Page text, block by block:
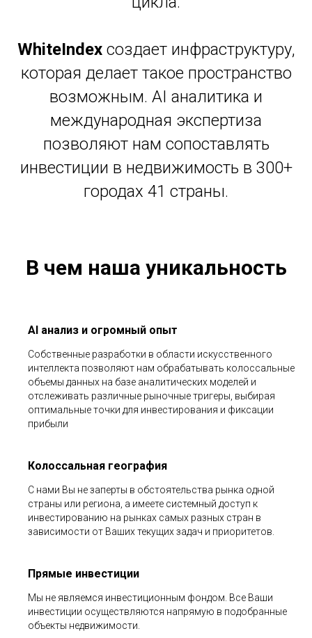
WhiteIndexсоздает инфраструктуру,
которая делает такое пространство
возможным. AI аналитика и
международная экспертиза
позволяют нам сопоставлять
инвестиции в недвижимость в 300+
городах 41 страны.
В чем наша уникальность
AI анализ и огромный опыт
Собственные разработки в области искусственного
интеллекта позволяют нам обрабатывать колоссальные
объемы данных на базе аналитических моделей и
отслеживать различные рыночные тригеры, выбирая
оптимальные точки для инвестирования и фиксации
прибыли
Колоссальная география
С нами Вы не заперты в обстоятельства рынка одной
страны или региона, а имеете системный доступ к
инвестированию на рынках самых разных стран в
зависимости от Ваших текущих задач и приоритетов.
Прямые инвестиции
Мы не являемся инвестиционным фондом. Все Ваши
инвестиции осуществляются напрямую в подобранные
объекты недвижимости.